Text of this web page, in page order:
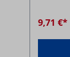
9,71 €*